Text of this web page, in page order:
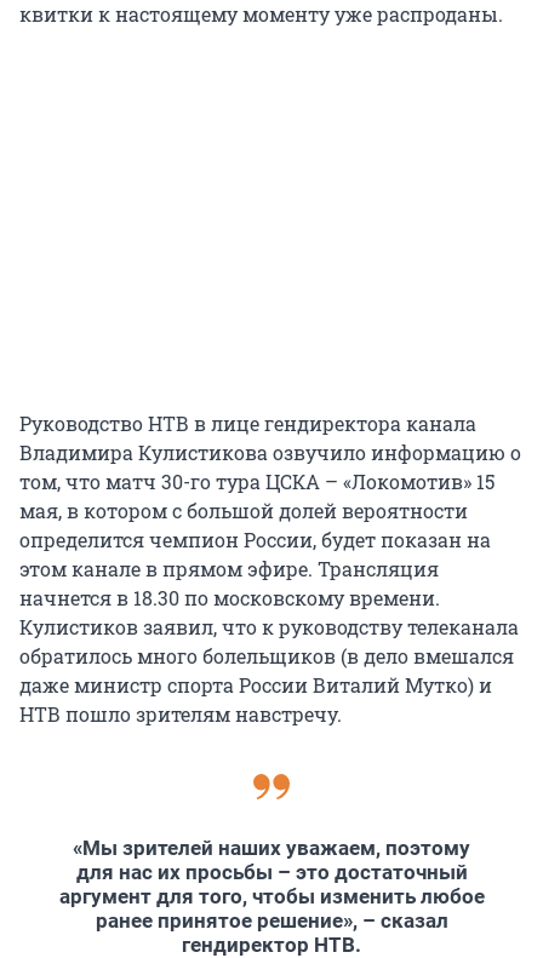
квитки к настоящему моменту уже распроданы.
Руководство НТВ в лице гендиректора канала
Владимира Кулистикова озвучило информацию о
том, что матч 30-го тура ЦСКА – «Локомотив» 15
мая, в котором с большой долей вероятности
определится чемпион России, будет показан на
этом канале в прямом эфире. Трансляция
начнется в 18.30 по московскому времени.
Кулистиков заявил, что к руководству телеканала
обратилось много болельщиков (в дело вмешался
даже министр спорта России Виталий Мутко) и
НТВ пошло зрителям навстречу.
«Мы зрителей наших уважаем, поэтому
для нас их просьбы – это достаточный
аргумент для того, чтобы изменить любое
ранее принятое решение», – сказал
гендиректор НТВ.